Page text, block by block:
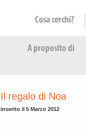
Il regalo di Noa
inserito il 5 Marzo 2012